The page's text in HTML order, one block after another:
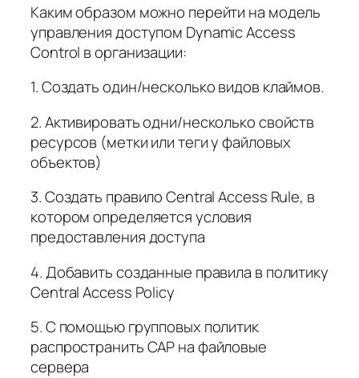
Каким образом можно перейти на модель
управления доступом Dynamic Access
Control в организации:
1. Создать один/несколько видов клаймов.
2. Активировать одни/несколько свойств
ресурсов (метки или теги у файловых
объектов)
3. Создать правило Central Access Rule, в
котором определяется условия
предоставления доступа
4. Добавить созданные правила в политику
Central Access Policy
5. С помощью групповых политик
распространить CAP на файловые
сервера